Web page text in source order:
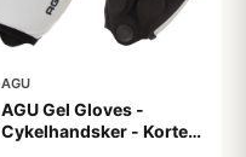
AGU
AGU Gel Gloves -
Cykelhandsker - Korte